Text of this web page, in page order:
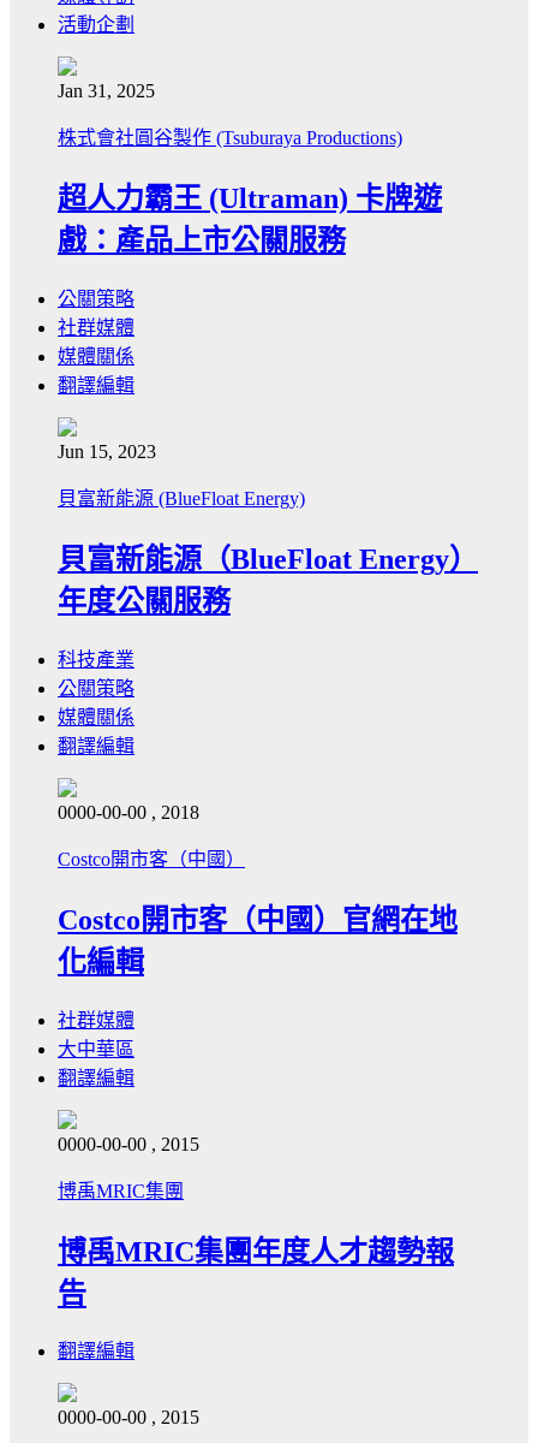
活動企劃
Jan 31, 2025
株式會社圓谷製作 (Tsuburaya Productions)
超人力霸王 (Ultraman) 卡牌遊
戲：產品上市公關服務
公關策略
社群媒體
媒體關係
翻譯編輯
Jun 15, 2023
貝富新能源 (BlueFloat Energy)
貝富新能源（BlueFloat Energy）
年度公關服務
科技產業
公關策略
媒體關係
翻譯編輯
0000-00-00 , 2018
Costco開市客（中國）
Costco開市客（中國）官網在地
化編輯
社群媒體
大中華區
翻譯編輯
0000-00-00 , 2015
博禹MRIC集團
博禹MRIC集團年度人才趨勢報
告
翻譯編輯
0000-00-00 , 2015